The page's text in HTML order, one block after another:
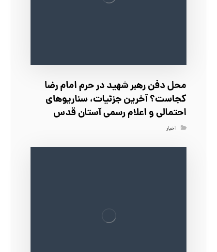
محل دفن رهبر شهید در حرم امام رضا
کجاست؟ آخرین جزئیات، سناریوهای
احتمالی و اعلام رسمی آستان قدس
اخبار